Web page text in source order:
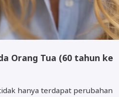
Orang Tua (60 tahun ke
hanya terdapat perubahan